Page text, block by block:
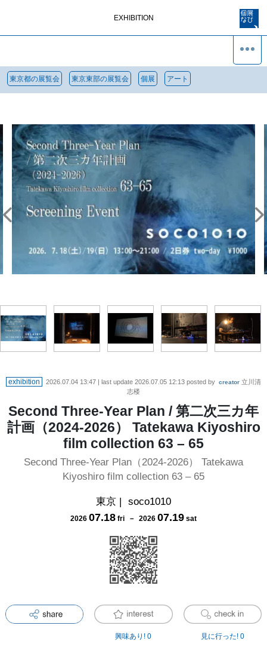
EXHIBITION
東京都の展覧会 東京東部の展覧会 個展 アート
exhibition 2026.07.04 13:47 | last update 2026.07.05 12:13 posted by creator 立川清
志楼
Second Three-Year Plan / 第二次三カ年
計画（2024-2026） Tatekawa Kiyoshiro
film collection 63 – 65
Second Three-Year Plan（2024-2026） Tatekawa
Kiyoshiro film collection 63 – 65
東京 | soco1010
2026 07.18 fri － 2026 07.19 sat
興味あり! 0 見に行った! 0